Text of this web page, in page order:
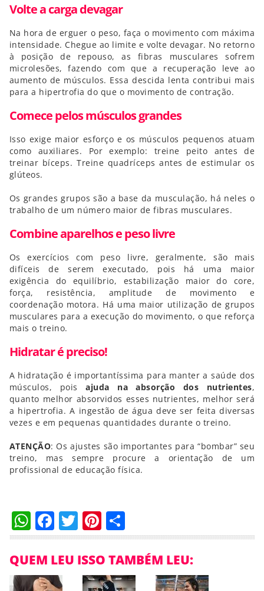
Volte a carga devagar
Na hora de erguer o peso, faça o movimento com máxima
intensidade. Chegue ao limite e volte devagar. No retorno
à posição de repouso, as fibras musculares sofrem
microlesões, fazendo com que a recuperação leve ao
aumento de músculos. Essa descida lenta contribui mais
para a hipertrofia do que o movimento de contração.
Comece pelos músculos grandes
Isso exige maior esforço e os músculos pequenos atuam
como auxiliares. Por exemplo: treine peito antes de
treinar bíceps. Treine quadríceps antes de estimular os
glúteos.
Os grandes grupos são a base da musculação, há neles o
trabalho de um número maior de fibras musculares.
Combine aparelhos e peso livre
Os exercícios com peso livre, geralmente, são mais
difíceis de serem executado, pois há uma maior
exigência do equilíbrio, estabilização maior do core,
força, resistência, amplitude de movimento e
coordenação motora. Há uma maior utilização de grupos
musculares para a execução do movimento, o que reforça
mais o treino.
Hidratar é preciso!
A hidratação é importantíssima para manter a saúde dos
músculos, poisajuda na absorção dos nutrientes,
quanto melhor absorvidos esses nutrientes, melhor será
a hipertrofia. A ingestão de água deve ser feita diversas
vezes e em pequenas quantidades durante o treino.
ATENÇÃO: Os ajustes são importantes para “bombar” seu
treino, mas sempre procure a orientação de um
profissional de educação física.
WhatsApp
Facebook
TwitterPinterest
Compartilhar
QUEM LEU ISSO TAMBÉM LEU: